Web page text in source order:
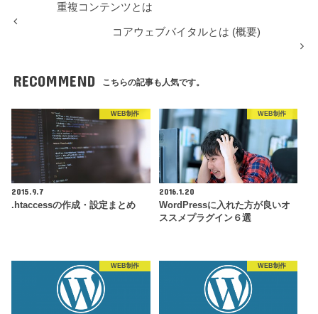
重複コンテンツとは
コアウェブバイタルとは (概要)
RECOMMEND こちらの記事も人気です。
WEB制作
2015.9.7
.htaccessの作成・設定まとめ
WEB制作
2016.1.20
WordPressに入れた方が良いオ
ススメプラグイン６選
WEB制作 WEB制作